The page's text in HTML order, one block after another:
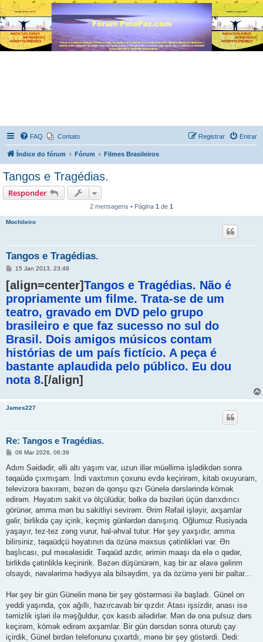
FAQ Contato Entrar
Registrar
Índice do fórum Fórum Filmes Brasileiros
Tangos e Tragédias.
Responder
2 mensagens • Página 1 de 1
Mochileiro
Tangos e Tragédias.
M
n
s
a
g
e
m
15 Jan 2013, 23:48
[align=center]Tangos e Tragédias. Não é
propriamente um filme. Trata-se de um
teatro, gravado em DVD pelo grupo
brasileiro e que faz sucesso no sul do
Brasil. Dois amigos músicos contam
histórias de um país fictício. A peça é
bastante aplaudida pelo público. Eu dou
nota 8.[/align]
James227
Re: Tangos e Tragédias.
M
n
a
g
m
08 Mar 2026, 06:39
Adım Səidədir, əlli altı yaşım var, uzun illər müəllimə işlədikdən sonra
təqaüdə çıxmışam. İndi vaxtımın çoxunu evdə keçirirəm, kitab oxuyuram,
televizora baxıram, bəzən də qonşu qızı Günelə dərslərində kömək
edirəm. Həyatım sakit və ölçülüdür, bəlkə də bəziləri üçün darıxdırıcı
görünər, amma mən bu sakitliyi sevirəm. Ərim Rəfail işləyir, axşamlar
gəlir, birlikdə çay içirik, keçmiş günlərdən danışırıq. Oğlumuz Rusiyada
yaşayır, tez-tez zəng vurur, hal-əhval tutur. Hər şey yaxşıdır, amma
bilirsiniz, təqaüdçü həyatının da özünə məxsus çətinlikləri var. Ən
başlıcası, pul məsələsidir. Təqaüd azdır, ərimin maaşı da elə o qədər,
birlikdə çətinliklə keçinirik. Bəzən düşünürəm, kaş bir az əlavə gəlirim
olsaydı, nəvələrimə hədiyyə ala bilsəydim, ya da özümə yeni bir paltar...
Hər şey bir gün Günelin mənə bir şey göstərməsi ilə başladı. Günel on
yeddi yaşında, çox ağıllı, hazırcavab bir qızdır. Atası işsizdir, anası isə
təmizlik işləri ilə məşğuldur, çox kasıb ailədirlər. Mən də ona pulsuz dərs
keçirəm, kömək edirəm axşamlar. Bir gün dərsdən sonra oturub çay
içirdik, Günel birdən telefonunu çıxartdı, mənə bir şey göstərdi. Dedi: